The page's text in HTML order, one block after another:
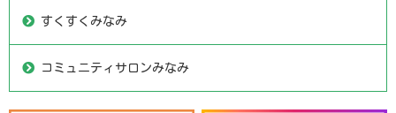
すくすくみなみ
コミュニティサロンみなみ